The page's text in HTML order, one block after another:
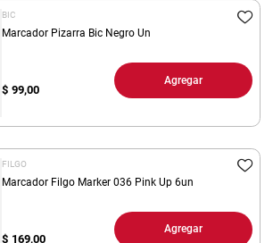
BIC
Marcador Pizarra Bic Negro Un
$ 99,00
Agregar
FILGO
Marcador Filgo Marker 036 Pink Up 6un
$ 169,00
Agregar